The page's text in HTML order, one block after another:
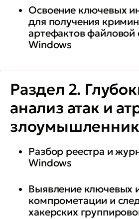
Освоение ключевых
для получения
артефактов файловой
Windows
Раздел 2.
анализ атак и
Разбор реестра и
Windows
Выявление ключевых
компрометации и
хакерских